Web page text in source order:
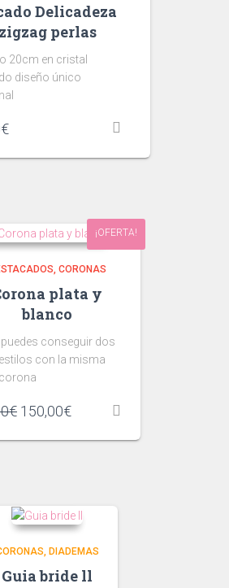
Delicadeza
zigzag perlas
20cm en cristal
diseño único
€
¡OFERTA!
CORONAS
plata y
blanco
puedes conseguir dos
estilos con la misma
corona
€ El
original
150,00€El
actual
DIADEMAS
Guia bride ll